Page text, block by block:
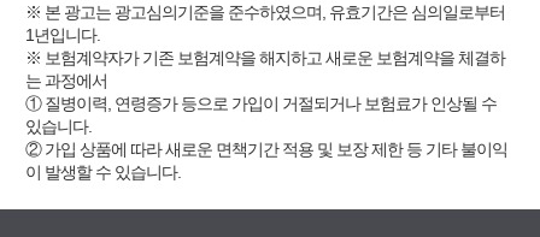
※ 본 광고는 광고심의기준을 준수하였으며, 유효기간은 심의일로부터
1년입니다.
※ 보험계약자가 기존 보험계약을 해지하고 새로운 보험계약을 체결하
는 과정에서
① 질병이력, 연령증가 등으로 가입이 거절되거나 보험료가 인상될 수
있습니다.
② 가입 상품에 따라 새로운 면책기간 적용 및 보장 제한 등 기타 불이익
이 발생할 수 있습니다.